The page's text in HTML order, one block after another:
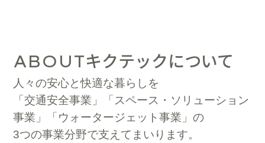
ABOUTキクテックについて
人々の安心と快適な暮らしを
「交通安全事業」「スペース・ソリューション
事業」「ウォータージェット事業」の
3つの事業分野で支えてまいります。